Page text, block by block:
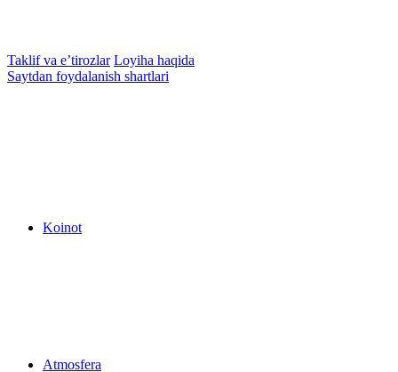
Taklif va e’tirozlar Loyiha haqida
Saytdan foydalanish shartlari
Koinot
Atmosfera